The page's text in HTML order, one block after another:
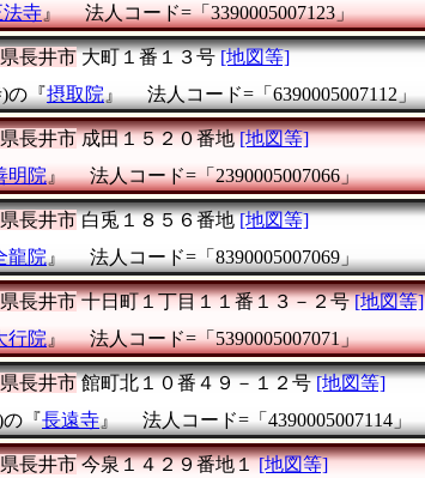
法寺』 法人コード=「3390005007123」
長井市大町１番１３号 [地図等]
の『摂取院 』 法人コード=「6390005007112」
長井市成田１５２０番地 [地図等]
明院』 法人コード=「2390005007066」
長井市白兎１８５６番地 [地図等]
龍院 』 法人コード=「8390005007069」
長井市十日町１丁目１１番１３－２号 [地図等]
行院』 法人コード=「5390005007071」
長井市館町北１０番４９－１２号 [地図等]
の『長遠寺 』 法人コード=「4390005007114」
長井市今泉１４２９番地１ [地図等]